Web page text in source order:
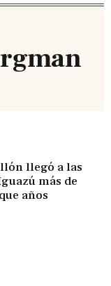
llegó a las
más de
años